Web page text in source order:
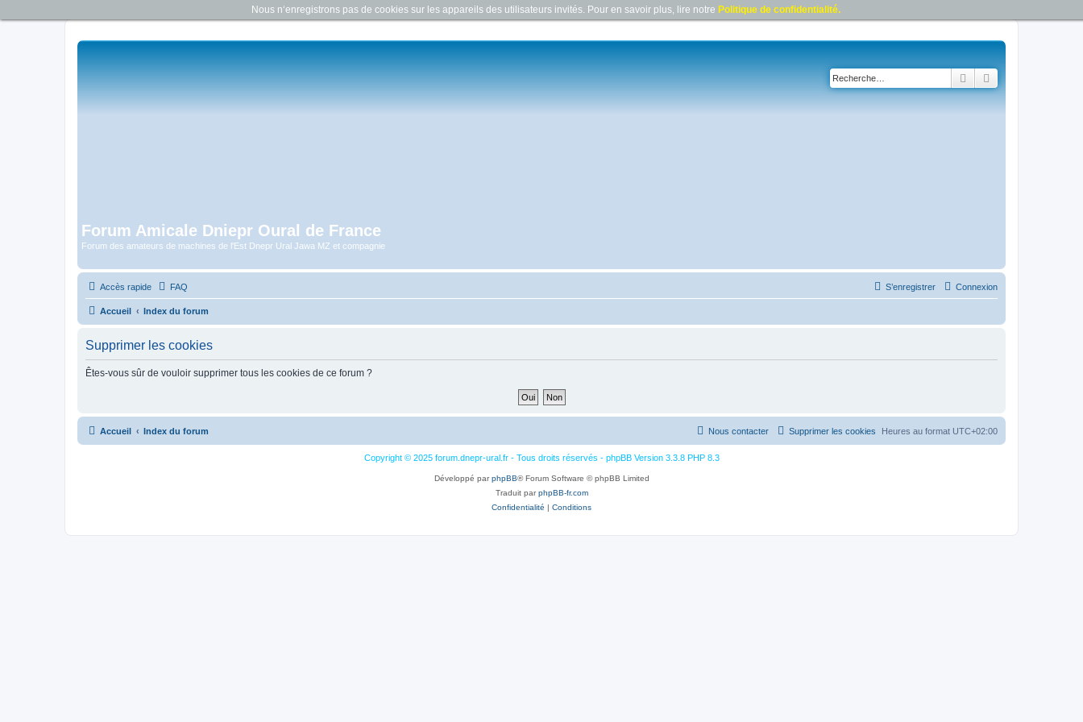
Nous n‘enregistrons pas de cookies sur les appareils des utilisateurs invités. Pour en savoir plus, lire notre Politique de confidentialité.
Forum Amicale Dniepr Oural de France
Forum des amateurs de machines de l'Est Dnepr Ural Jawa MZ et compagnie
Rechercher
Accès rapide FAQ Connexion
S’enregistrer
Accueil Index du forum
Supprimer les cookies
Êtes-vous sûr de vouloir supprimer tous les cookies de ce forum ?
Accueil Index du forum Heures au format UTC+02:00
Supprimer les cookies
Nous contacter
Copyright © 2025 forum.dnepr-ural.fr - Tous droits réservés - phpBB Version 3.3.8 PHP 8.3
Développé parphpBB® Forum Software © phpBB Limited
Traduit parphpBB-fr.com
Confidentialité | Conditions